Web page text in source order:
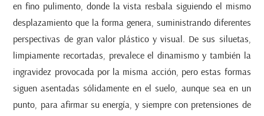
en fino pulimento, donde la vista resbala siguiendo el mismo
desplazamiento que la forma genera, suministrando diferentes
perspectivas de gran valor plástico y visual. De sus siluetas,
limpiamente recortadas, prevalece el dinamismo y también la
ingravidez provocada por la misma acción, pero estas formas
siguen asentadas sólidamente en el suelo, aunque sea en un
punto, para afirmar su energía, y siempre con pretensiones de